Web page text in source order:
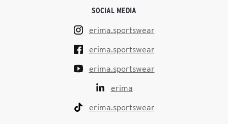
SOCIAL MEDIA
erima.sportswear
erima.sportswear
erima.sportswear
erima
erima.sportswear